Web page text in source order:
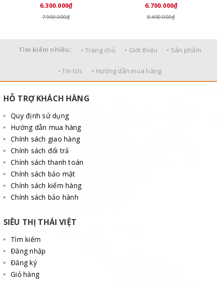
6.300.000₫
7.900.000₫
6.700.000₫
8.450.000₫
Tìm kiếm nhiều: • Trang chủ • Giới thiệu • Sản phẩm
• Tin tức • Hướng dẫn mua hàng
HỖ TRỢ KHÁCH HÀNG
Quy định sử dụng
Hướng dẫn mua hàng
Chính sách giao hàng
Chính sách đổi trả
Chính sách thanh toán
Chính sách bảo mật
Chính sách kiểm hàng
Chính sách bảo hành
SIÊU THỊ THÁI VIỆT
Tìm kiếm
Đăng nhập
Đăng ký
Giỏ hàng